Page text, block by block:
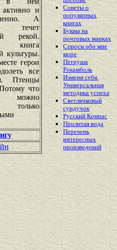
активно и
А
рекой.
книга
культуры.
герои
все
Птенцы
что
можно
только
Советы о
популярных
книгах
Буквы на
почтовых марках
Спроси обо мне
море
Петруша
Рокамболь
Измени себя.
Универсальная
методика успеха
Светлячковый
сундучок
Русский Компас
Пролитая вода
Перечень
интересных
произведений